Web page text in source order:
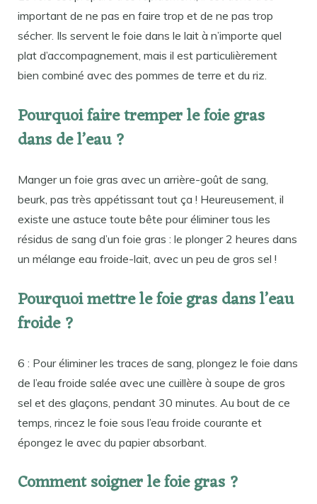
important de ne pas en faire trop et de ne pas trop
sécher. Ils servent le foie dans le lait à n’importe quel
plat d’accompagnement, mais il est particulièrement
bien combiné avec des pommes de terre et du riz.
Pourquoi faire tremper le foie gras
dans de l’eau ?
Manger un foie gras avec un arrière-goût de sang,
beurk, pas très appétissant tout ça ! Heureusement, il
existe une astuce toute bête pour éliminer tous les
résidus de sang d’un foie gras : le plonger 2 heures dans
un mélange eau froide-lait, avec un peu de gros sel !
Pourquoi mettre le foie gras dans l’eau
froide ?
6 : Pour éliminer les traces de sang, plongez le foie dans
de l’eau froide salée avec une cuillère à soupe de gros
sel et des glaçons, pendant 30 minutes. Au bout de ce
temps, rincez le foie sous l’eau froide courante et
épongez le avec du papier absorbant.
Comment soigner le foie gras ?